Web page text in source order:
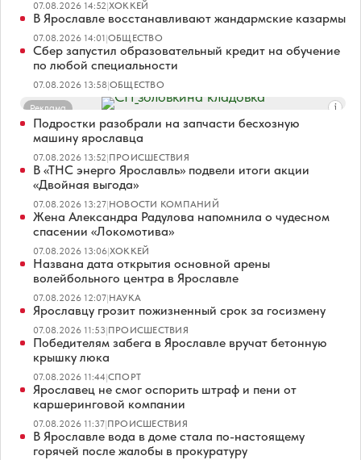
07.08.2026 14:52|ХОККЕЙ
В Ярославле восстанавливают жандармские казармы
07.08.2026 14:01|ОБЩЕСТВО
Сбер запустил образовательный кредит на обучение
по любой специальности
07.08.2026 13:58|ОБЩЕСТВО
Реклама
Подростки разобрали на запчасти бесхозную
машину ярославца
07.08.2026 13:52|ПРОИСШЕСТВИЯ
В «ТНС энерго Ярославль» подвели итоги акции
«Двойная выгода»
07.08.2026 13:27|НОВОСТИ КОМПАНИЙ
Жена Александра Радулова напомнила о чудесном
спасении «Локомотива»
07.08.2026 13:06|ХОККЕЙ
Названа дата открытия основной арены
волейбольного центра в Ярославле
07.08.2026 12:07|НАУКА
Ярославцу грозит пожизненный срок за госизмену
07.08.2026 11:53|ПРОИСШЕСТВИЯ
Победителям забега в Ярославле вручат бетонную
крышку люка
07.08.2026 11:44|СПОРТ
Ярославец не смог оспорить штраф и пени от
каршеринговой компании
07.08.2026 11:37|ПРОИСШЕСТВИЯ
В Ярославле вода в доме стала по-настоящему
горячей после жалобы в прокуратуру